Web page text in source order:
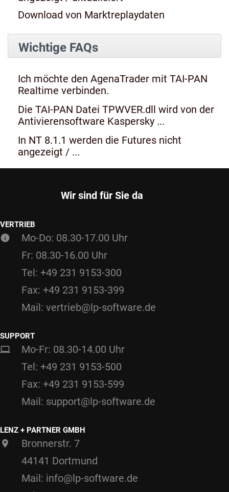
Download von Marktreplaydaten
Wichtige FAQs
Ich möchte den AgenaTrader mit TAI-PAN
Realtime verbinden.
Die TAI-PAN Datei TPWVER.dll wird von der
Antivierensoftware Kaspersky ...
In NT 8.1.1 werden die Futures nicht
angezeigt / ...
Wir sind für Sie da
VERTRIEB
Mo-Do: 08.30-17.00 Uhr
Fr: 08.30-16.00 Uhr
Tel: +49 231 9153-300
Fax: +49 231 9153-399
Mail: vertrieb@lp-software.de
SUPPORT
Mo-Fr: 08.30-14.00 Uhr
Tel: +49 231 9153-500
Fax: +49 231 9153-599
Mail: support@lp-software.de
LENZ + PARTNER GMBH
Bronnerstr. 7
44141 Dortmund
Mail: info@lp-software.de